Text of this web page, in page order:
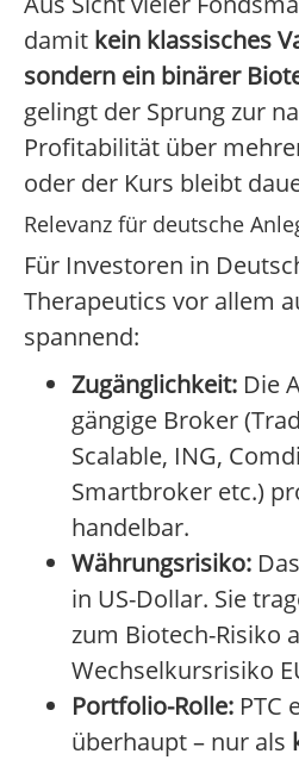
damit kein klassisches
sondern ein binärer
gelingt der Sprung zur
Profitabilität über
oder der Kurs bleibt
Relevanz für deutsche
Für Investoren in
Therapeutics vor allem
spannend:
Zugänglichkeit: Die
gängige Broker
Scalable, ING,
Smartbroker etc.)
handelbar.
Währungsrisiko:
in US-Dollar. Sie
zum Biotech-Risiko
Wechselkursrisiko
Portfolio-Rolle: PTC
überhaupt – nur als